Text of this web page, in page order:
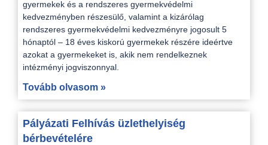
gyermekek és a rendszeres gyermekvédelmi
kedvezményben részesülő, valamint a kizárólag
rendszeres gyermekvédelmi kedvezményre jogosult 5
hónaptól – 18 éves kiskorú gyermekek részére ideértve
azokat a gyermekeket is, akik nem rendelkeznek
intézményi jogviszonnyal.
Tovább olvasom »
Pályázati Felhívás üzlethelyiség
bérbevételére